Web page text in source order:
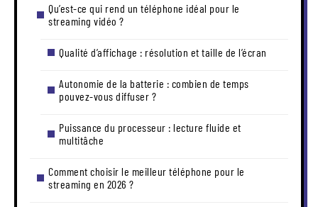
Qu’est-ce qui rend un téléphone idéal pour le
streaming vidéo ?
Qualité d’affichage : résolution et taille de l’écran
Autonomie de la batterie : combien de temps
pouvez-vous diffuser ?
Puissance du processeur : lecture fluide et
multitâche
Comment choisir le meilleur téléphone pour le
streaming en 2026 ?